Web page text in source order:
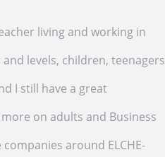
living and working in
levels, children, teenagers
I still have a great
on adults and Business
around ELCHE-